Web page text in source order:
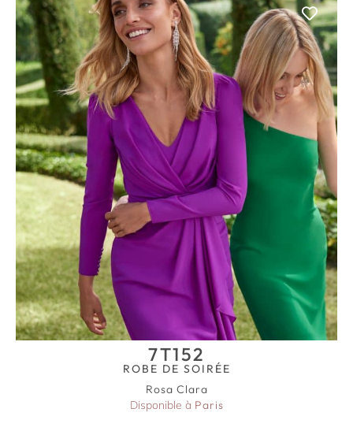
7T152
ROBE DE SOIRÉE
Rosa Clara
Disponible à Paris